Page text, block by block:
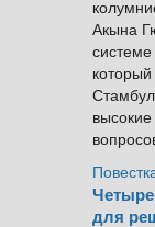
Акына
системе
для